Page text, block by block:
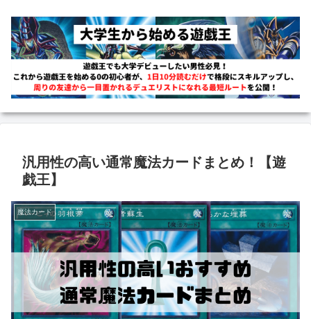
汎用性の高い通常魔法カードまとめ！【遊
戯王】
魔法カード